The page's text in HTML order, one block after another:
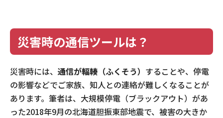
災害時の通信ツールは？
災害時には、 通信が輻輳（ふくそう） することや、停電
の影響などでご家族、知人との連絡が難しくなることが
あります。筆者は、大規模停電（ブラックアウト）があ
った2018年9月の北海道胆振東部地震で、被害の大きか